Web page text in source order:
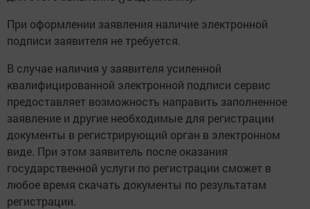
При оформлении заявления наличие электронной
подписи заявителя не требуется.
В случае наличия у заявителя усиленной
квалифицированной электронной подписи сервис
предоставляет возможность направить заполненное
заявление и другие необходимые для регистрации
документы в регистрирующий орган в электронном
виде. При этом заявитель после оказания
государственной услуги по регистрации сможет в
любое время скачать документы по результатам
регистрации.